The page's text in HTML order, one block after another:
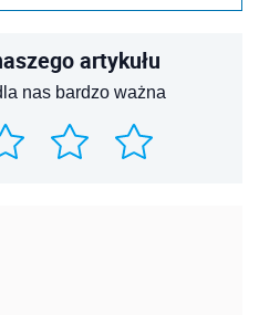
artykułu
nas bardzo ważna